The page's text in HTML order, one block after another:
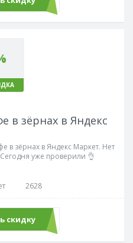
в зёрнах в Яндекс
в зёрнах в Яндекс Маркет. Нет
уже проверили 👌
2628
скидку